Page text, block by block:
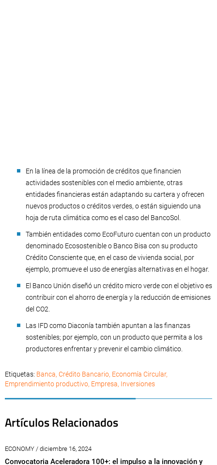
En la línea de la promoción de créditos que financien
actividades sostenibles con el medio ambiente, otras
entidades financieras están adaptando su cartera y ofrecen
nuevos productos o créditos verdes, o están siguiendo una
hoja de ruta climática como es el caso del BancoSol.
También entidades como EcoFuturo cuentan con un producto
denominado Ecosostenible o Banco Bisa con su producto
Crédito Consciente que, en el caso de vivienda social, por
ejemplo, promueve el uso de energías alternativas en el hogar.
El Banco Unión diseñó un crédito micro verde con el objetivo es
contribuir con el ahorro de energía y la reducción de emisiones
del CO2.
Las IFD como Diaconía también apuntan a las finanzas
sostenibles; por ejemplo, con un producto que permita a los
productores enfrentar y prevenir el cambio climático.
Etiquetas: Banca, Crédito Bancario, Economía Circular,
Emprendimiento productivo, Empresa, Inversiones
Artículos Relacionados
ECONOMY / diciembre 16, 2024
Convocatoria Aceleradora 100+: el impulso a la innovación y